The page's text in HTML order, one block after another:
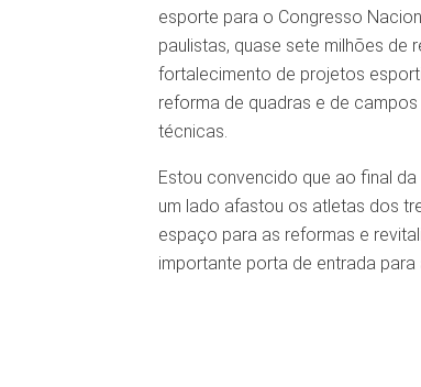
esporte para o Congresso
paulistas, quase sete milhões de
fortalecimento de projetos
reforma de quadras e de
técnicas.
Estou convencido que ao final
um lado afastou os atletas dos
espaço para as reformas e
importante porta de entrada para